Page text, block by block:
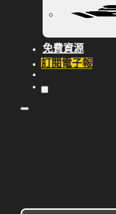
免費資源
訂閱電子報